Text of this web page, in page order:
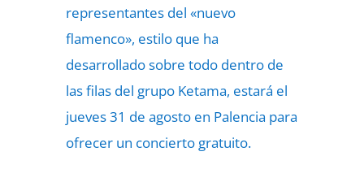
representantes del «nuevo
flamenco», estilo que ha
desarrollado sobre todo dentro de
las filas del grupo Ketama, estará el
jueves 31 de agosto en Palencia para
ofrecer un concierto gratuito.